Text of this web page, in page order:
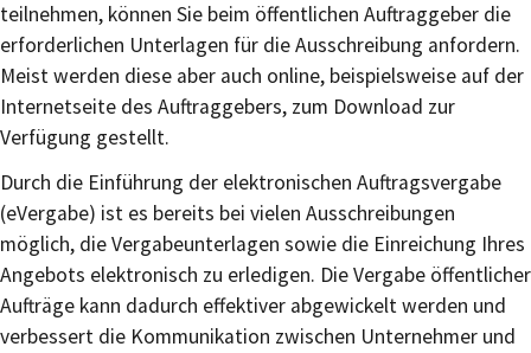
teilnehmen, können Sie beim öffentlichen Auftraggeber die
erforderlichen Unterlagen für die Ausschreibung anfordern.
Meist werden diese aber auch online, beispielsweise auf der
Internetseite des Auftraggebers, zum Download zur
Verfügung gestellt.
Durch die Einführung der elektronischen Auftragsvergabe
(eVergabe) ist es bereits bei vielen Ausschreibungen
möglich, die Vergabeunterlagen sowie die Einreichung Ihres
Angebots elektronisch zu erledigen. Die Vergabe öffentlicher
Aufträge kann dadurch effektiver abgewickelt werden und
verbessert die Kommunikation zwischen Unternehmer und